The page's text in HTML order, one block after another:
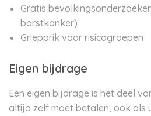
Gratis
borstkanker)
Griepprik voor risicogroepen
Eigen bijdrage
Een eigen bijdrage is het deel
altijd zelf moet betalen, ook als